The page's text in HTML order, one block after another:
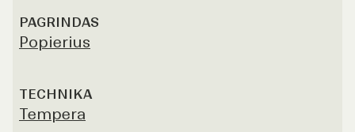
PAGRINDAS
Popierius
TECHNIKA
Tempera